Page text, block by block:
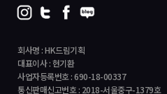
회사명 : HK드림기획
대표이사 : 현기환
사업자등록번호 : 690-18-00337
통신판매신고번호 : 2018-서울중구-1379호